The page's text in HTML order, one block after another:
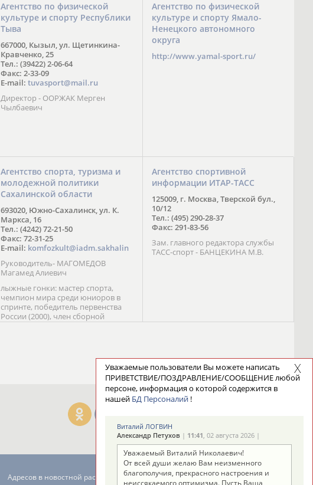
Агентство по физической
культуре и спорту Республики
Тыва
667000, Кызыл, ул. Щетинкина-
Кравченко, 25
Тел.: (39422) 2-06-64
Факс: 2-33-09
E-mail: tuvasport@mail.ru
Директор - ООРЖАК Мерген
Чылбаевич
Агентство по физической
культуре и спорту Ямало-
Ненецкого автономного
округа
http://www.yamal-sport.ru/
Агентство спорта, туризма и
молодежной политики
Сахалинской области
693020, Южно-Сахалинск, ул. К.
Маркса, 16
Тел.: (4242) 72-21-50
Факс: 72-31-25
E-mail: komfozkult@iadm.sakhalin
Руководитель- МАГОМЕДОВ
Магамед Алиевич
лыжные гонки: мастер спорта,
чемпион мира среди юниоров в
спринте, победитель первенства
России (2000), член сборной
команды России С. Новиков;
Кубка России (1999) В. Разницын;
первенств России (1999, 2000), член
юниорской сборной команды
Агентство спортивной
информации ИТАР-ТАСС
125009, г. Москва, Тверской бул.,
10/12
Тел.: (495) 290-28-37
Факс: 291-83-56
Зам. главного редактора службы
ТАСС-спорт - БАНЦЕКИНА М.В.
Адресов в новостной рассылке: 996
Уважаемые пользователи Вы можете написать
ПРИВЕТСТВИЕ/ПОЗДРАВЛЕНИЕ/СООБЩЕНИЕ любой
персоне, информация о которой содержится в
нашей БД Персоналий !
Виталий ЛОГВИН
Александр Петухов | 11:41, 02 августа 2026 |
Уважаемый Виталий Николаевич!
От всей души желаю Вам неизменного
благополучия, прекрасного настроения и
неиссякаемого оптимизма. Пусть Ваша